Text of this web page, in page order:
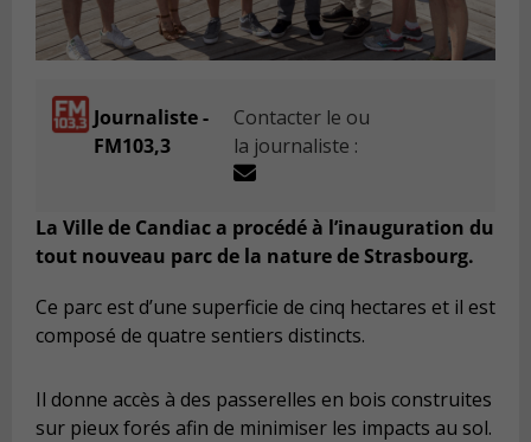
Journaliste -
FM103,3
Contacter le ou
la journaliste :
La Ville de Candiac a procédé à l’inauguration du
tout nouveau parc de la nature de Strasbourg.
Ce parc est d’une superficie de cinq hectares et il est
composé de quatre sentiers distincts.
Il donne accès à des passerelles en bois construites
sur pieux forés afin de minimiser les impacts au sol.